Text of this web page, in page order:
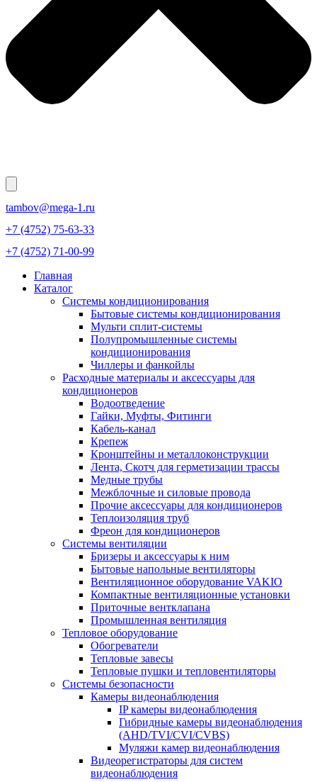
tambov@mega-1.ru
+7 (4752) 75-63-33
+7 (4752) 71-00-99
Главная
Каталог
Системы кондиционирования
Бытовые системы кондиционирования
Мульти сплит-системы
Полупромышленные системы
кондиционирования
Чиллеры и фанкойлы
Расходные материалы и аксессуары для
кондиционеров
Водоотведение
Гайки, Муфты, Фитинги
Кабель-канал
Крепеж
Кронштейны и металлоконструкции
Лента, Скотч для герметизации трассы
Медные трубы
Межблочные и силовые провода
Прочие аксессуары для кондиционеров
Теплоизоляция труб
Фреон для кондиционеров
Системы вентиляции
Бризеры и аксессуары к ним
Бытовые напольные вентиляторы
Вентиляционное оборудование VAKIO
Компактные вентиляционные установки
Приточные вентклапана
Промышленная вентиляция
Тепловое оборудование
Обогреватели
Тепловые завесы
Тепловые пушки и тепловентиляторы
Системы безопасности
Камеры видеонаблюдения
IP камеры видеонаблюдения
Гибридные камеры видеонаблюдения
(AHD/TVI/CVI/CVBS)
Муляжи камер видеонаблюдения
Видеорегистраторы для систем
видеонаблюдения